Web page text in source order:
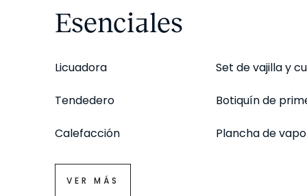
Este inmueble queda fuera del ámbito de
*Estancia mínima de 31 noches,
Esenciales
Licuadora Set de vajilla y
Tendedero Botiquín de
Calefacción Plancha de
VER MÁS